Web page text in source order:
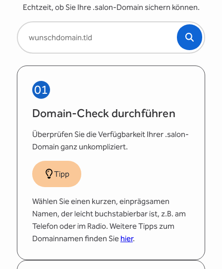
Echtzeit, ob Sie Ihre .salon-Domain sichern können.
01
Domain-Check durchführen
Überprüfen Sie die Verfügbarkeit Ihrer .salon-
Domain ganz unkompliziert.
Tipp
Wählen Sie einen kurzen, einprägsamen
Namen, der leicht buchstabierbar ist, z.B. am
Telefon oder im Radio. Weitere Tipps zum
Domainnamen finden Sie hier.